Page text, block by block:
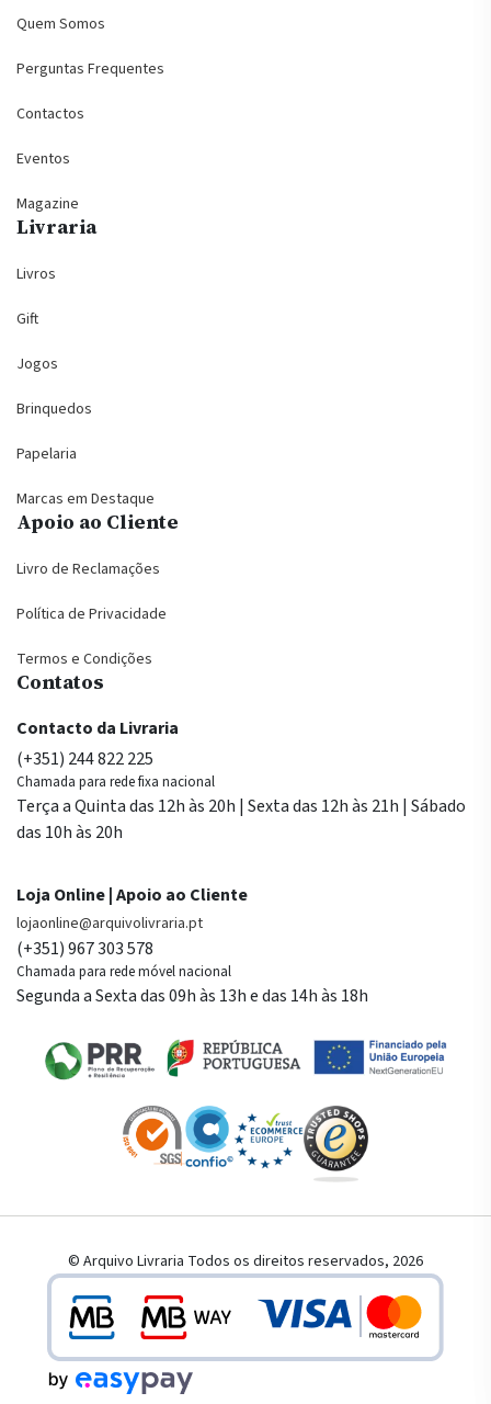
Quem Somos
Perguntas Frequentes
Contactos
Eventos
Magazine
Livraria
Livros
Gift
Jogos
Brinquedos
Papelaria
Marcas em Destaque
Apoio ao Cliente
Livro de Reclamações
Política de Privacidade
Termos e Condições
Contatos
Contacto da Livraria
(+351) 244 822 225
Chamada para rede fixa nacional
Terça a Quinta das 12h às 20h | Sexta das 12h às 21h | Sábado
das 10h às 20h
Loja Online | Apoio ao Cliente
lojaonline@arquivolivraria.pt
(+351) 967 303 578
Chamada para rede móvel nacional
Segunda a Sexta das 09h às 13h e das 14h às 18h
© Arquivo Livraria Todos os direitos reservados, 2026